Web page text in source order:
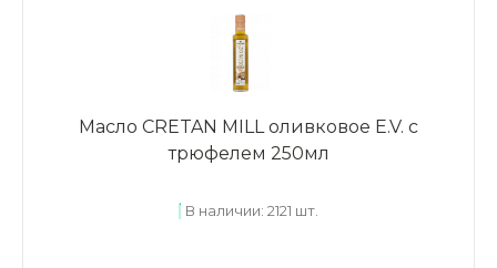
Масло CRETAN MILL оливковое E.V. с
трюфелем 250мл
В наличии: 2121 шт.